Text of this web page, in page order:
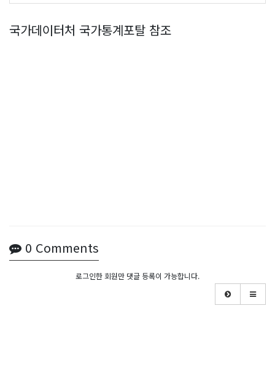
국가데이터처 국가통계포탈 참조
0 Comments
로그인한 회원만 댓글 등록이 가능합니다.